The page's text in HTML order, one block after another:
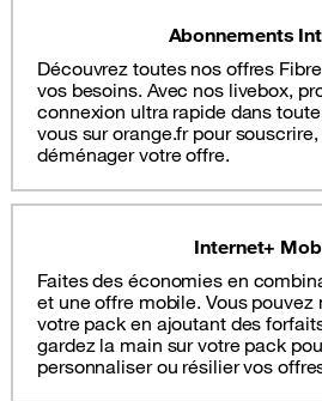
Abonnements
Découvrez toutes nos offres
vos besoins. Avec nos livebox,
connexion ultra rapide dans
vous sur orange.fr pour
déménager votre offre.
Internet+
Faites des économies en
et une offre mobile. Vous
votre pack en ajoutant des
gardez la main sur votre pack
personnaliser ou résilier vos